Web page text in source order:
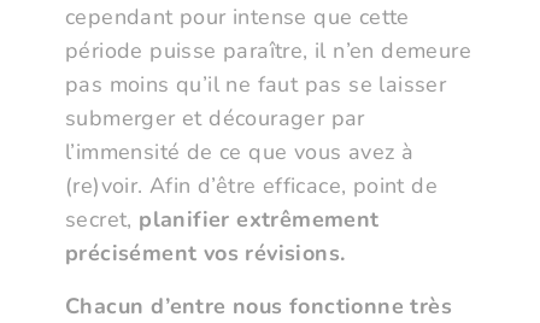
cependant pour intense que cette
période puisse paraître, il n’en demeure
pas moins qu’il ne faut pas se laisser
submerger et décourager par
l’immensité de ce que vous avez à
(re)voir. Afin d’être efficace, point de
secret, planifier extrêmement
précisément vos révisions.
Chacun d’entre nous fonctionne très